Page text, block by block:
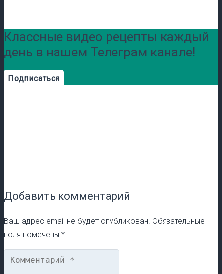
Классные видео рецепты каждый
день в нашем Телеграм канале!
Подписаться
Добавить комментарий
Ваш адрес email не будет опубликован. Обязательные
поля помечены *